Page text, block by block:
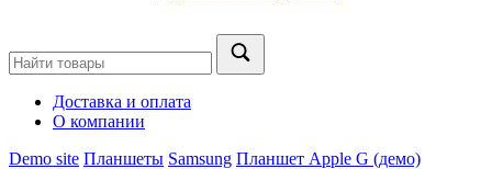
Доставка и оплата
О компании
Demo site Планшеты Samsung Планшет Apple G (демо)